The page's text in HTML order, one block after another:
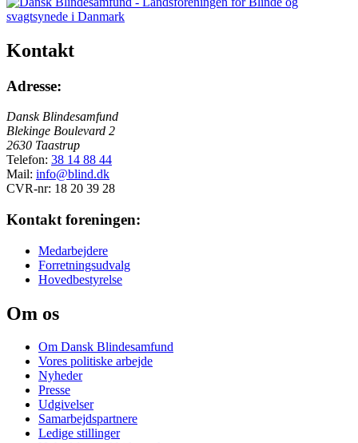
Kontakt
Adresse:
Dansk Blindesamfund
Blekinge Boulevard 2
2630 Taastrup
Telefon: 38 14 88 44
Mail: info@blind.dk
CVR-nr: 18 20 39 28
Kontakt foreningen:
Medarbejdere
Forretningsudvalg
Hovedbestyrelse
Om os
Om Dansk Blindesamfund
Vores politiske arbejde
Nyheder
Presse
Udgivelser
Samarbejdspartnere
Ledige stillinger